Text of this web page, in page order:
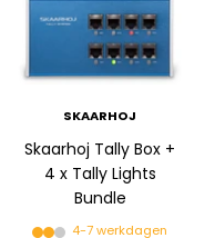
SKAARHOJ
Skaarhoj Tally Box +
4 x Tally Lights
Bundle
4-7 werkdagen